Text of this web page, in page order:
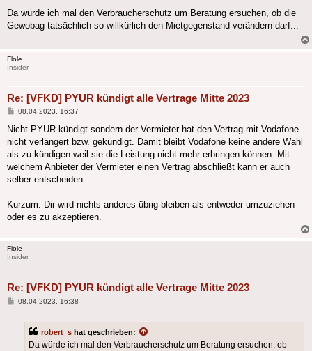
Da würde ich mal den Verbraucherschutz um Beratung ersuchen, ob die
Gewobag tatsächlich so willkürlich den Mietgegenstand verändern darf...
Flole
Insider
Re: [VFKD] PYUR kündigt alle Vertrage Mitte 2023
Beitrag
08.04.2023, 16:37
Nicht PYUR kündigt sondern der Vermieter hat den Vertrag mit Vodafone
nicht verlängert bzw. gekündigt. Damit bleibt Vodafone keine andere Wahl
als zu kündigen weil sie die Leistung nicht mehr erbringen können. Mit
welchem Anbieter der Vermieter einen Vertrag abschließt kann er auch
selber entscheiden.
Kurzum: Dir wird nichts anderes übrig bleiben als entweder umzuziehen
oder es zu akzeptieren.
Flole
Insider
Re: [VFKD] PYUR kündigt alle Vertrage Mitte 2023
Beitrag
08.04.2023, 16:38
robert_s hat geschrieben:
Da würde ich mal den Verbraucherschutz um Beratung ersuchen, ob